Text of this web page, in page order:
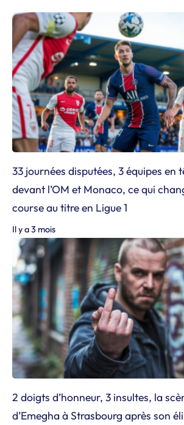
33 journées disputées, 3 équipes en
devant l’OM et Monaco, ce qui
course au titre en Ligue 1
Il y a 3 mois
2 doigts d’honneur, 3 insultes, la
d’Emegha à Strasbourg après son